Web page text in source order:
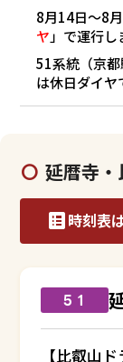
8月14日～8
ヤ 」で運行し
51系統（京都
は休日ダイヤ
延暦寺
時刻表
５１
【比叡山